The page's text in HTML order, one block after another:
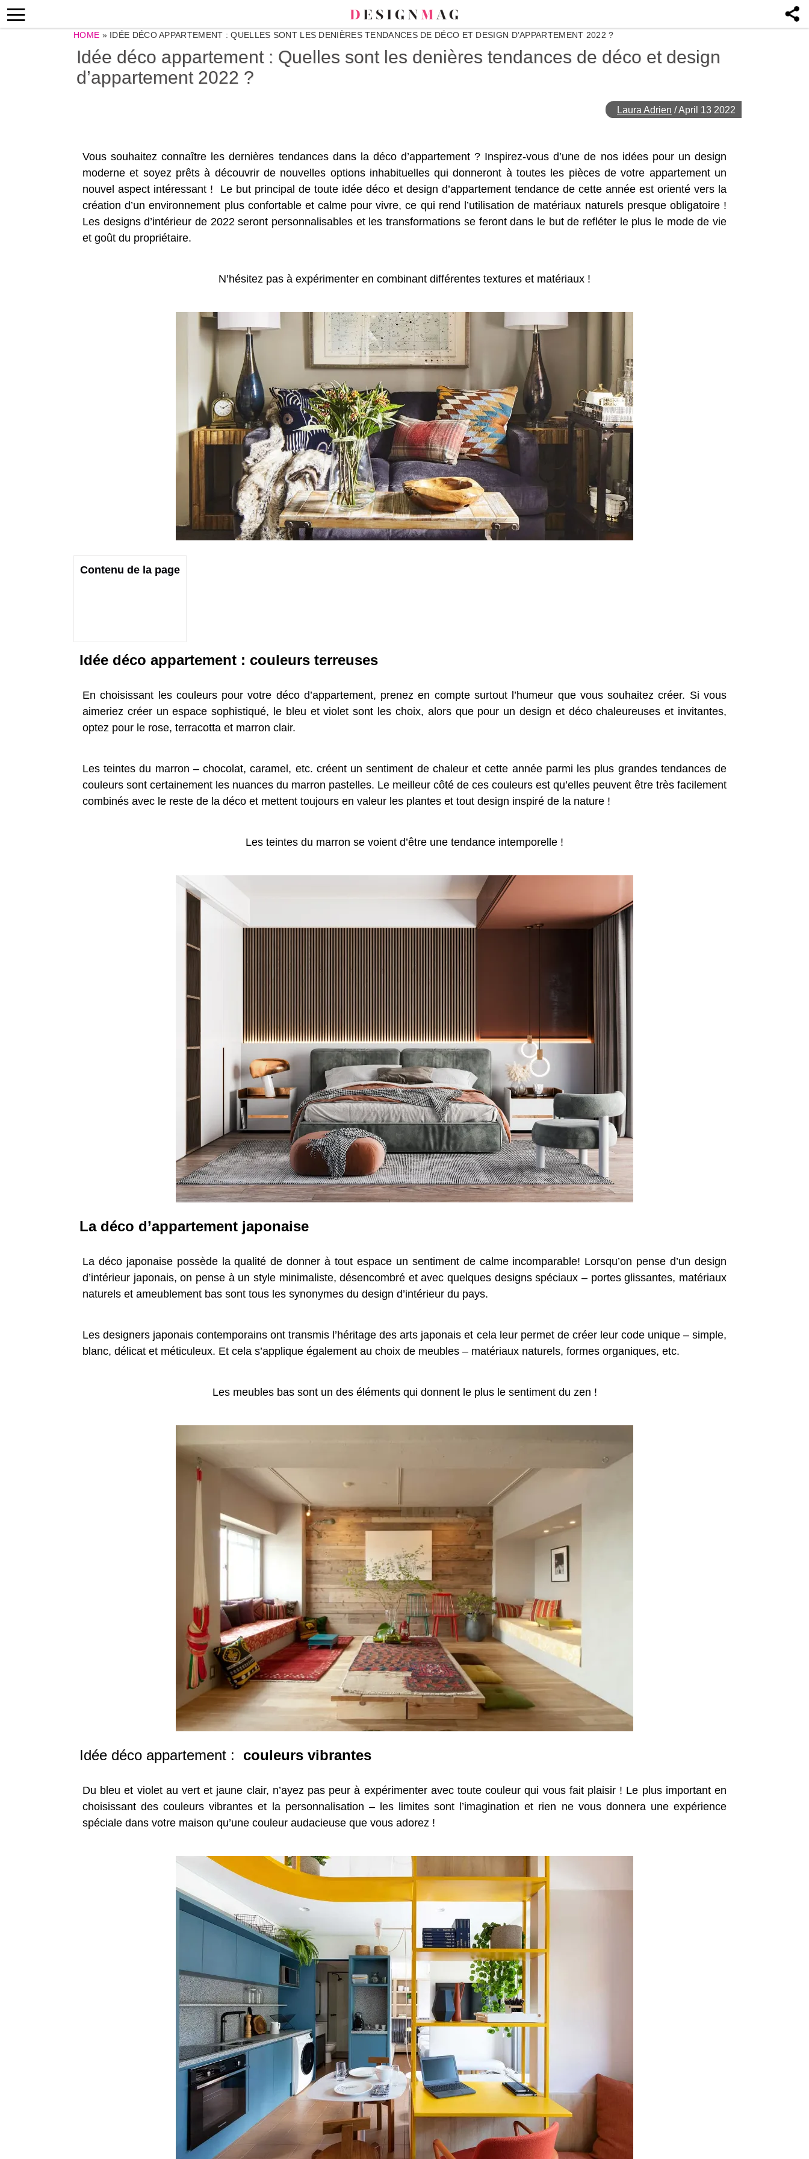
HOME » IDÉE DÉCO APPARTEMENT : QUELLES SONT LES DENIÈRES TENDANCES DE DÉCO ET DESIGN D’APPARTEMENT 2022 ?
Idée déco appartement : Quelles sont les denières tendances de déco et design
d’appartement 2022 ?
Laura Adrien /April 13 2022
Vous souhaitez connaître les dernières tendances dans la déco d’appartement ? Inspirez-vous d’une de nos idées pour un design
moderne et soyez prêts à découvrir de nouvelles options inhabituelles qui donneront à toutes les pièces de votre appartement un
nouvel aspect intéressant ! Le but principal de toute idée déco et design d’appartement tendance de cette année est orienté vers la
création d’un environnement plus confortable et calme pour vivre, ce qui rend l’utilisation de matériaux naturels presque obligatoire !
Les designs d’intérieur de 2022 seront personnalisables et les transformations se feront dans le but de refléter le plus le mode de vie
et goût du propriétaire.
N’hésitez pas à expérimenter en combinant différentes textures et matériaux !
Contenu de la page
Idée déco appartement : couleurs terreuses
En choisissant les couleurs pour votre déco d’appartement, prenez en compte surtout l’humeur que vous souhaitez créer. Si vous
aimeriez créer un espace sophistiqué, le bleu et violet sont les choix, alors que pour un design et déco chaleureuses et invitantes,
optez pour le rose, terracotta et marron clair.
Les teintes du marron – chocolat, caramel, etc. créent un sentiment de chaleur et cette année parmi les plus grandes tendances de
couleurs sont certainement les nuances du marron pastelles. Le meilleur côté de ces couleurs est qu’elles peuvent être très facilement
combinés avec le reste de la déco et mettent toujours en valeur les plantes et tout design inspiré de la nature !
Les teintes du marron se voient d’être une tendance intemporelle !
La déco d’appartement japonaise
La déco japonaise possède la qualité de donner à tout espace un sentiment de calme incomparable! Lorsqu’on pense d’un design
d’intérieur japonais, on pense à un style minimaliste, désencombré et avec quelques designs spéciaux – portes glissantes, matériaux
naturels et ameublement bas sont tous les synonymes du design d’intérieur du pays.
Les designers japonais contemporains ont transmis l’héritage des arts japonais et cela leur permet de créer leur code unique – simple,
blanc, délicat et méticuleux. Et cela s’applique également au choix de meubles – matériaux naturels, formes organiques, etc.
Les meubles bas sont un des éléments qui donnent le plus le sentiment du zen !
Idée déco appartement : couleurs vibrantes
Du bleu et violet au vert et jaune clair, n’ayez pas peur à expérimenter avec toute couleur qui vous fait plaisir ! Le plus important en
choisissant des couleurs vibrantes et la personnalisation – les limites sont l’imagination et rien ne vous donnera une expérience
spéciale dans votre maison qu’une couleur audacieuse que vous adorez !